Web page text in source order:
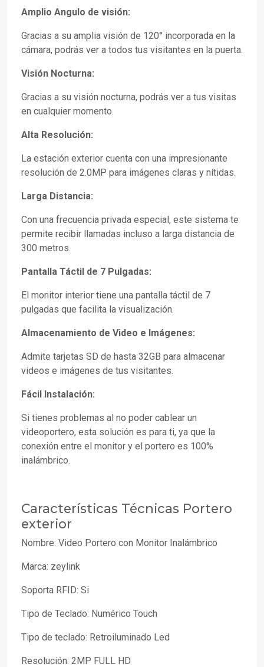
Amplio Angulo de visión:
Gracias a su amplia visión de 120° incorporada en la
cámara, podrás ver a todos tus visitantes en la puerta.
Visión Nocturna:
Gracias a su visión nocturna, podrás ver a tus visitas
en cualquier momento.
Alta Resolución:
La estación exterior cuenta con una impresionante
resolución de 2.0MP para imágenes claras y nítidas.
Larga Distancia:
Con una frecuencia privada especial, este sistema te
permite recibir llamadas incluso a larga distancia de
300 metros.
Pantalla Táctil de 7 Pulgadas:
El monitor interior tiene una pantalla táctil de 7
pulgadas que facilita la visualización.
Almacenamiento de Video e Imágenes:
Admite tarjetas SD de hasta 32GB para almacenar
videos e imágenes de tus visitantes.
Fácil Instalación:
Si tienes problemas al no poder cablear un
videoportero, esta solución es para ti, ya que la
conexión entre el monitor y el portero es 100%
inalámbrico.
Características Técnicas Portero
exterior
Nombre: Video Portero con Monitor Inalámbrico
Marca: zeylink
Soporta RFID: Si
Tipo de Teclado: Numérico Touch
Tipo de teclado: Retroiluminado Led
Resolución: 2MP FULL HD